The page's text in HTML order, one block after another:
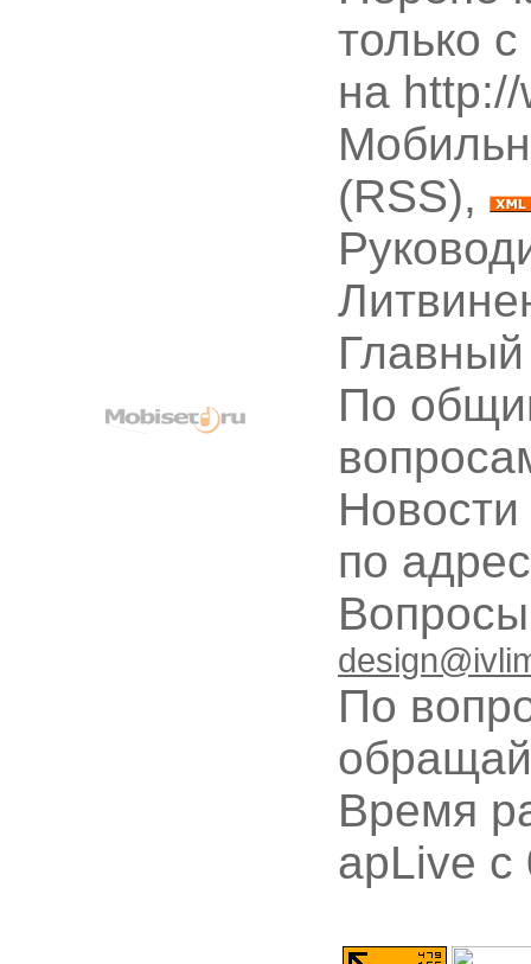
только
на
(RSS),
По
по
По
Время
apLive c